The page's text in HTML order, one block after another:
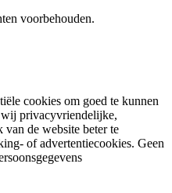
voorbehouden.
cookies om goed te kunnen
privacyvriendelijke,
van de website beter te
of advertentiecookies. Geen